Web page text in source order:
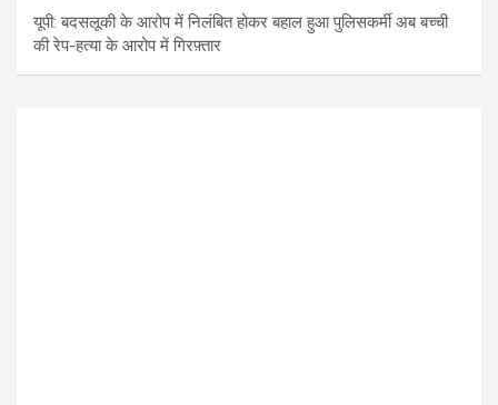
यूपी: बदसलूकी के आरोप में निलंबित होकर बहाल हुआ पुलिसकर्मी अब बच्ची
की रेप-हत्या के आरोप में गिरफ़्तार